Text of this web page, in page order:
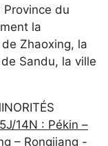
du
la
Zhaoxing, la
Sandu, la ville
14N : Pékin –
– Rongjiang -